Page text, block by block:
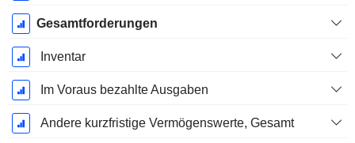
Gesamtforderungen
Inventar
Im Voraus bezahlte Ausgaben
Andere kurzfristige Vermögenswerte, Gesamt